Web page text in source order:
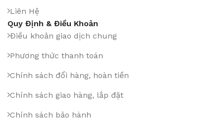
Liên Hệ
Quy Định & Điều Khoản
Điều khoản giao dịch chung
Phương thức thanh toán
Chính sách đổi hàng, hoàn tiền
Chính sách giao hàng, lắp đặt
Chính sách bảo hành